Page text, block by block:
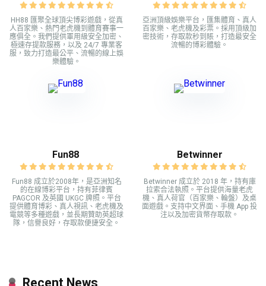
HH88 匯聚全球頂尖博彩遊戲，從真
人百家樂、熱門老虎機到體育賽事一
應俱全。我們提供軍用級安全加密、
極速存提款服務，以及 24/7 專業客
服，致力打造最公平、流暢的線上娛
樂體驗。
亞洲頂級娛樂平台，匯集體育、真人
百家樂、老虎機及彩票。採用頂級加
密技術，存取款秒到賬，打造最安全
流暢的博彩體驗。
Fun88
Fun88 成立於2008年，是亞洲知名
的在線博彩平台，持有菲律賓
PAGCOR 及英國 UKGC 牌照。平台
提供體育博彩、真人視訊、老虎機及
電競等多種遊戲，並長期贊助英超球
隊，信譽良好，存取款便捷安全。
Betwinner
Betwinner 成立於 2018 年，持有庫
拉索合法執照。平台提供海量老虎
機、真人荷官（百家樂、輪盤）及桌
面遊戲。支持中文界面、手機 App 投
注以及加密貨幣存取款。
Recent News